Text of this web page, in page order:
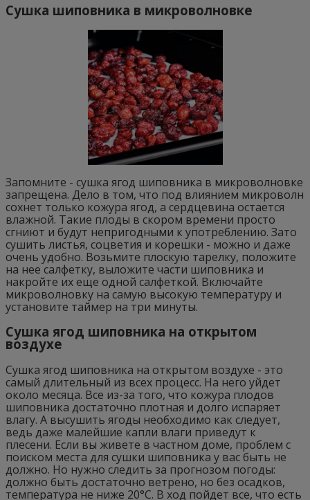
Сушка шиповника в микроволновке
Запомните - сушка ягод шиповника в микроволновке
запрещена. Дело в том, что под влиянием микроволн
сохнет только кожура ягод, а сердцевина остается
влажной. Такие плоды в скором времени просто
сгниют и будут непригодными к употреблению. Зато
сушить листья, соцветия и корешки - можно и даже
очень удобно. Возьмите плоскую тарелку, положите
на нее салфетку, выложите части шиповника и
накройте их еще одной салфеткой. Включайте
микроволновку на самую высокую температуру и
установите таймер на три минуты.
Сушка ягод шиповника на открытом
воздухе
Сушка ягод шиповника на открытом воздухе - это
самый длительный из всех процесс. На него уйдет
около месяца. Все из-за того, что кожура плодов
шиповника достаточно плотная и долго испаряет
влагу. А высушить ягоды необходимо как следует,
ведь даже малейшие капли влаги приведут к
плесени. Если вы живете в частном доме, проблем с
поиском места для сушки шиповника у вас быть не
должно. Но нужно следить за прогнозом погоды:
должно быть достаточно ветрено, но без осадков,
температура не ниже 20°С. В ход пойдет все, что есть